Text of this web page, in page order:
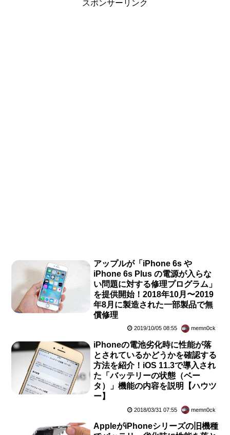
スポンサーリンク
アップルが「iPhone 6s や
iPhone 6s Plus の電源が入らな
い問題に対する修理プログラム」
を提供開始！2018年10月〜2019
年8月に製造された一部製品で無
償修理
2019/10/05 08:55 memn0ck
iPhoneの電池劣化時に性能が落
とされているかどうかを確認する
方法を紹介！iOS 11.3で導入され
た「バッテリーの状態（ベー
タ）」機能の内容を説明【ハウツ
ー】
2018/03/31 07:55 memn0ck
AppleがiPhoneシリーズの旧機種